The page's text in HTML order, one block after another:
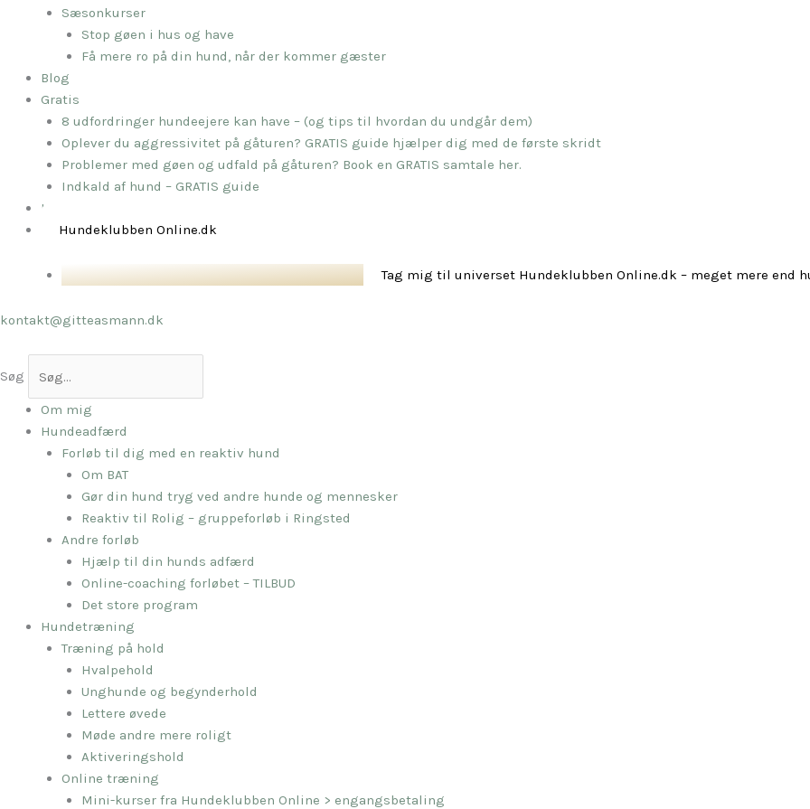
Sæsonkurser
Stop gøen i hus og have
Få mere ro på din hund, når der kommer gæster
Blog
Gratis
8 udfordringer hundeejere kan have – (og tips til hvordan du undgår dem)
Oplever du aggressivitet på gåturen? GRATIS guide hjælper dig med de første skridt
Problemer med gøen og udfald på gåturen? Book en GRATIS samtale her.
Indkald af hund – GRATIS guide
Kontakt
Hundeklubben Online.dk
Tag mig til universet Hundeklubben Online.dk – meget mere end
kontakt@gitteasmann.dk
Søg
Om mig
Hundeadfærd
Forløb til dig med en reaktiv hund
Om BAT
Gør din hund tryg ved andre hunde og mennesker
Reaktiv til Rolig – gruppeforløb i Ringsted
Andre forløb
Hjælp til din hunds adfærd
Online-coaching forløbet – TILBUD
Det store program
Hundetræning
Træning på hold
Hvalpehold
Unghunde og begynderhold
Lettere øvede
Møde andre mere roligt
Aktiveringshold
Online træning
Mini-kurser fra Hundeklubben Online > engangsbetaling